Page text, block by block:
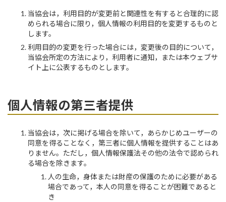
当協会は，利用目的が変更前と関連性を有すると合理的に認
められる場合に限り，個人情報の利用目的を変更するものと
します。
利用目的の変更を行った場合には，変更後の目的について，
当協会所定の方法により，利用者に通知，または本ウェブサ
イト上に公表するものとします。
個人情報の第三者提供
当協会は，次に掲げる場合を除いて，あらかじめユーザーの
同意を得ることなく，第三者に個人情報を提供することはあ
りません。ただし，個人情報保護法その他の法令で認められ
る場合を除きます。
人の生命，身体または財産の保護のために必要がある
場合であって，本人の同意を得ることが困難であると
き